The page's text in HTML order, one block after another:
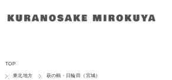
TOP
東北地方 萩の鶴・日輪田（宮城）